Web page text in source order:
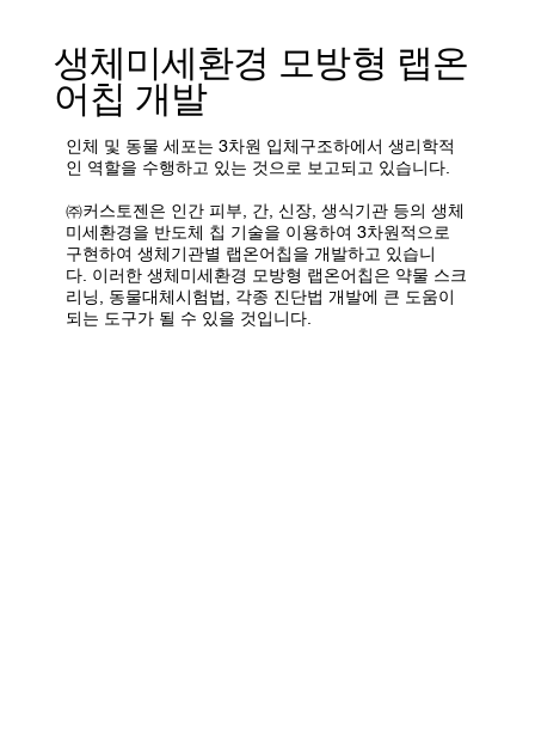
생체미세환경 모방형 랩온
어칩 개발
인체 및 동물 세포는 3차원 입체구조하에서 생리학적
인 역할을 수행하고 있는 것으로 보고되고 있습니다.
㈜커스토젠은 인간 피부, 간, 신장, 생식기관 등의 생체
미세환경을 반도체 칩 기술을 이용하여 3차원적으로
구현하여 생체기관별 랩온어칩을 개발하고 있습니
다. 이러한 생체미세환경 모방형 랩온어칩은 약물 스크
리닝, 동물대체시험법, 각종 진단법 개발에 큰 도움이
되는 도구가 될 수 있을 것입니다.